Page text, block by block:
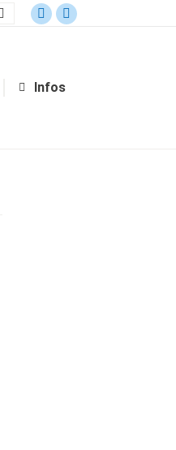
Infos
Beratung